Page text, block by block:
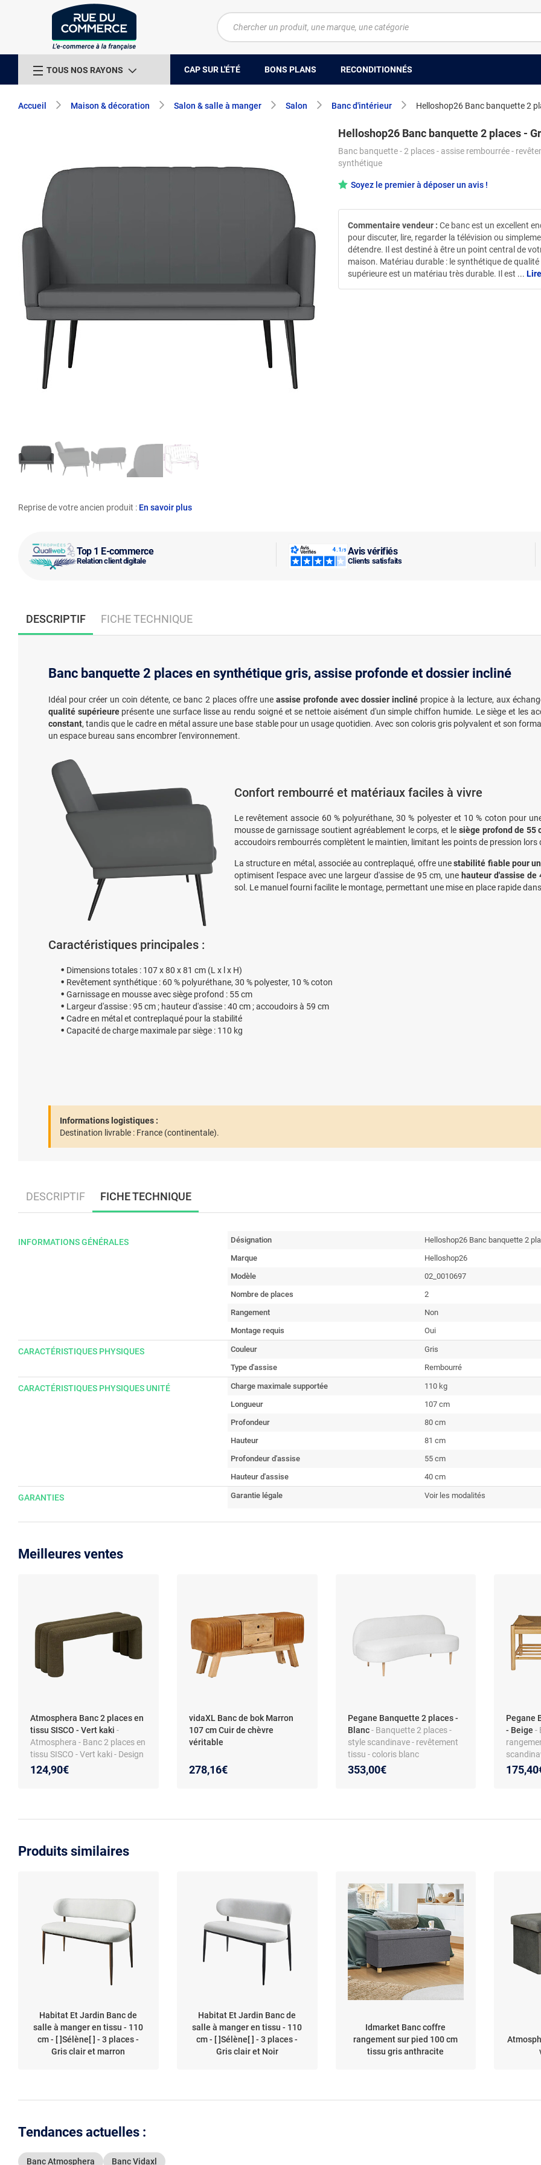
TOUS NOS RAYONS CAP SUR L'ÉTÉ BONS PLANS RECONDITIONNÉS
Accueil Maison & décoration Salon & salle à manger Salon Banc d'intérieur Helloshop26 Banc banquette 2
Top 1 E-commerce
Relation client digitale
Avis vérifiés
Clients satisfaits
Reprise de votre ancien produit : En savoir plus
Helloshop26 Banc banquette 2 places -
Banc banquette - 2 places - assise rembourrée -
synthétique
Soyez le premier à déposer un avis !
Commentaire vendeur : Ce banc est un excellent
pour discuter, lire, regarder la télévision ou
détendre. Il est destiné à être un point central de
maison. Matériau durable : le synthétique de qualité
supérieure est un matériau très durable. Il est ...
DESCRIPTIF FICHE TECHNIQUE
Banc banquette 2 places en synthétique gris, assise profonde et dossier incliné
Idéal pour créer un coin détente, ce banc 2 places offre une assise profonde avec dossier incliné propice à la lecture, aux
qualité supérieureprésente une surface lisse au rendu soigné et se nettoie aisément d'un simple chiffon humide. Le siège et les
constant, tandis que le cadre en métal assure une base stable pour un usage quotidien. Avec son coloris gris polyvalent et son
un espace bureau sans encombrer l'environnement.
Confort rembourré et matériaux faciles à vivre
Le revêtement associe 60 % polyuréthane, 30 % polyester et 10 % coton pour
mousse de garnissage soutient agréablement le corps, et lesiège profond de 55
accoudoirs rembourrés complètent le maintien, limitant les points de pression lors
La structure en métal, associée au contreplaqué, offre unestabilité fiable pour
optimisent l'espace avec une largeur d'assise de 95 cm, une hauteur d'assise
sol. Le manuel fourni facilite le montage, permettant une mise en place rapide
Caractéristiques principales :
Dimensions totales : 107 x 80 x 81 cm (L x l x H)
Revêtement synthétique : 60 % polyuréthane, 30 % polyester, 10 % coton
Garnissage en mousse avec siège profond : 55 cm
Largeur d'assise : 95 cm ; hauteur d'assise : 40 cm ; accoudoirs à 59 cm
Cadre en métal et contreplaqué pour la stabilité
Capacité de charge maximale par siège : 110 kg
Informations logistiques :
Destination livrable : France (continentale).
DESCRIPTIF FICHE TECHNIQUE
INFORMATIONS GÉNÉRALES Désignation
Helloshop26 Banc banquette 2
Marque
Helloshop26
Modèle
02_0010697
Nombre de places
2
Rangement
Non
Montage requis
Oui
CARACTÉRISTIQUES PHYSIQUES Couleur
Gris
Type d'assise
Rembourré
CARACTÉRISTIQUES PHYSIQUES UNITÉ Charge maximale supportée
110 kg
Longueur
107 cm
Profondeur
80 cm
Hauteur
81 cm
Profondeur d'assise
55 cm
Hauteur d'assise
40 cm
GARANTIES Garantie légale Voir les modalités
Meilleures ventes
Atmosphera Banc 2 places en
tissu SISCO - Vert kaki -
Atmosphera - Banc 2 places en
tissu SISCO - Vert kaki - Design
124,90€
vidaXL Banc de bok Marron
107 cm Cuir de chèvre
véritable
278,16€
Pegane Banquette 2 places -
Blanc- Banquette 2 places -
style scandinave - revêtement
tissu - coloris blanc
353,00€
Pegane
- Beige-
place
Produits similaires
Habitat Et Jardin Banc de
salle à manger en tissu - 110
cm - [ ]Sélène[ ] - 3 places -
Gris clair et marron
Habitat Et Jardin Banc de
salle à manger en tissu - 110
cm - [ ]Sélène[ ] - 3 places -
Gris clair et Noir
Idmarket Banc coffre
rangement sur pied 100 cm
tissu gris anthracite
Tendances actuelles :
Banc Atmosphera Banc Vidaxl